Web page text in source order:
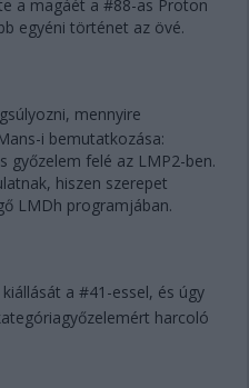
a magáét a #88-as Proton
egyéni történet az övé.
mennyire
i bemutatkozása:
győzelem felé az LMP2-ben.
hiszen szerepet
LMDh programjában.
a #41-essel, és úgy
harcoló